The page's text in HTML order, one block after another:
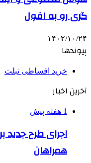
گری رو به افول
۱۴۰۲/۱۰/۲۴
پیوندها
خرید اقساطی تبلت
آخرین اخبار
1 هفته پیش
اجرای طرح جدید
همراهان